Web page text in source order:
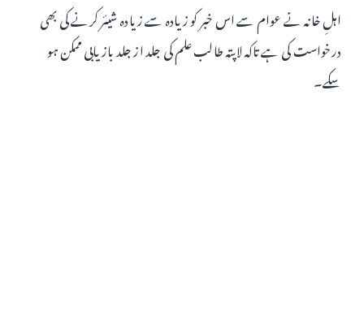
اہلِ خانہ نے عوام سے اس خبر کو زیادہ سے زیادہ شیئر کرنے کی بھی
درخواست کی ہے تاکہ لاپتہ طالب علم کی جلد از جلد بازیابی ممکن ہو
سکے۔